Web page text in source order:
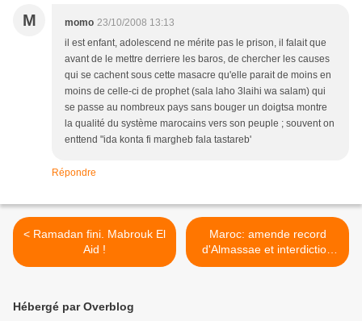
M momo 23/10/2008 13:13
il est enfant, adolescend ne mérite pas le prison, il falait que
avant de le mettre derriere les baros, de chercher les causes
qui se cachent sous cette masacre qu'elle parait de moins en
moins de celle-ci de prophet (sala laho 3laihi wa salam) qui
se passe au nombreux pays sans bouger un doigtsa montre
la qualité du système marocains vers son peuple ; souvent on
enttend "ida konta fi margheb fala tastareb'
Répondre
< Ramadan fini. Mabrouk El
Aid !
Maroc: amende record
d'Almassae et interdiction
de l'Express >
Hébergé par Overblog